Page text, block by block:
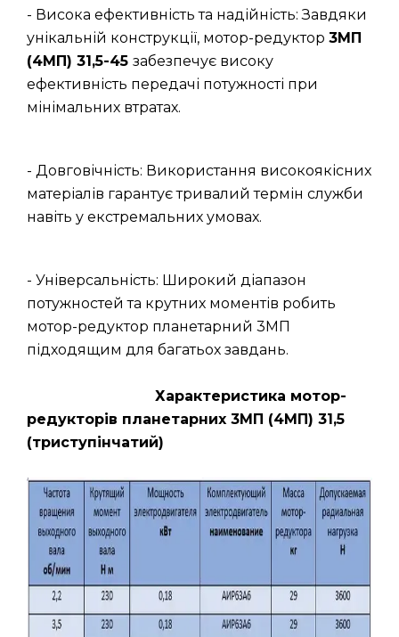
- Висока ефективність та надійність: Завдяки
унікальній конструкції, мотор-редуктор 3МП
(4МП) 31,5-45 забезпечує високу
ефективність передачі потужності при
мінімальних втратах.
- Довговічність: Використання високоякісних
матеріалів гарантує тривалий термін служби
навіть у екстремальних умовах.
- Універсальність: Широкий діапазон
потужностей та крутних моментів робить
мотор-редуктор планетарний 3МП
підходящим для багатьох завдань.
Характеристика мотор-
редукторів планетарних 3МП (4МП) 31,5
(триступінчатий)